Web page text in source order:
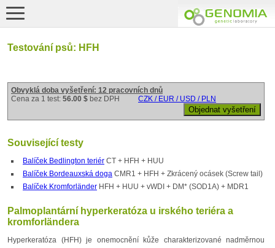
Testování psů: HFH
Obvyklá doba vyšetření: 12 pracovních dnů
Cena za 1 test: 56.00 $ bez DPH CZK / EUR / USD / PLN
Související testy
Balíček Bedlington teriér CT + HFH + HUU
Balíček Bordeauxská doga CMR1 + HFH + Zkrácený ocásek (Screw tail)
Balíček Kromforländer HFH + HUU + vWDI + DM* (SOD1A) + MDR1
Palmoplantární hyperkeratóza u irského teriéra a
kromforländera
Hyperkeratóza (HFH) je onemocnění kůže charakterizované nadměrnou